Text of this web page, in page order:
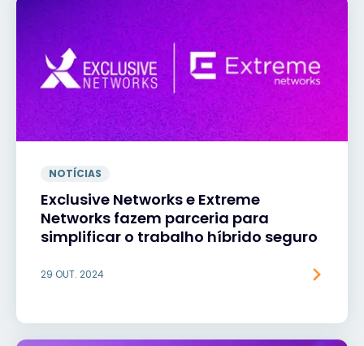
NOTÍCIAS
Exclusive Networks e Extreme
Networks fazem parceria para
simplificar o trabalho híbrido seguro
29 OUT. 2024